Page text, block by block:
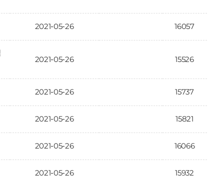
2021-05-26 16057
2021-05-26 15526
2021-05-26 15737
2021-05-26 15821
2021-05-26 16066
2021-05-26 15932